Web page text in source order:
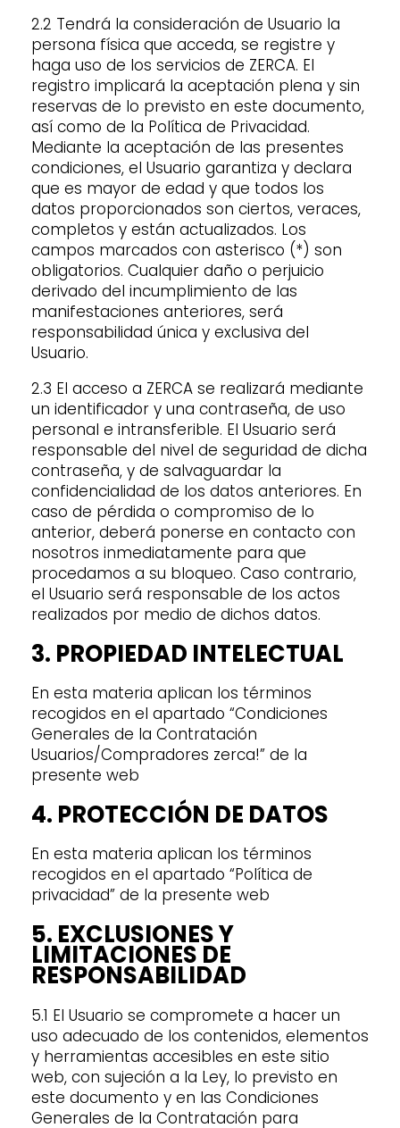
2.2 Tendrá la consideración de Usuario la
persona física que acceda, se registre y
haga uso de los servicios de ZERCA. El
registro implicará la aceptación plena y sin
reservas de lo previsto en este documento,
así como de la Política de Privacidad.
Mediante la aceptación de las presentes
condiciones, el Usuario garantiza y declara
que es mayor de edad y que todos los
datos proporcionados son ciertos, veraces,
completos y están actualizados. Los
campos marcados con asterisco (*) son
obligatorios. Cualquier daño o perjuicio
derivado del incumplimiento de las
manifestaciones anteriores, será
responsabilidad única y exclusiva del
Usuario.
2.3 El acceso a ZERCA se realizará mediante
un identificador y una contraseña, de uso
personal e intransferible. El Usuario será
responsable del nivel de seguridad de dicha
contraseña, y de salvaguardar la
confidencialidad de los datos anteriores. En
caso de pérdida o compromiso de lo
anterior, deberá ponerse en contacto con
nosotros inmediatamente para que
procedamos a su bloqueo. Caso contrario,
el Usuario será responsable de los actos
realizados por medio de dichos datos.
3. PROPIEDAD INTELECTUAL
En esta materia aplican los términos
recogidos en el apartado “Condiciones
Generales de la Contratación
Usuarios/Compradores zerca!” de la
presente web
4. PROTECCIÓN DE DATOS
En esta materia aplican los términos
recogidos en el apartado “Política de
privacidad” de la presente web
5. EXCLUSIONES Y
LIMITACIONES DE
RESPONSABILIDAD
5.1 El Usuario se compromete a hacer un
uso adecuado de los contenidos, elementos
y herramientas accesibles en este sitio
web, con sujeción a la Ley, lo previsto en
este documento y en las Condiciones
Generales de la Contratación para